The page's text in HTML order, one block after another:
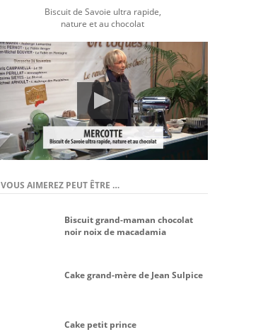
Biscuit de Savoie ultra rapide,
nature et au chocolat
VOUS AIMEREZ PEUT ÊTRE …
Biscuit grand-maman chocolat
noir noix de macadamia
Cake grand-mère de Jean Sulpice
Cake petit prince